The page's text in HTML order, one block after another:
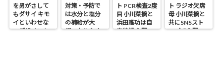
を男がさして
もダサイ キモ
イといわせな
いデザイン！
対策・予防で
は水分と塩分
の補給が大
切・なりやす
ト PCR検査2度
目 小川菜摘と
浜田雅功は自
宅待機 心配の
ト ラジオ欠席
母 小川菜摘と
共にSNSスト
ップで心配の